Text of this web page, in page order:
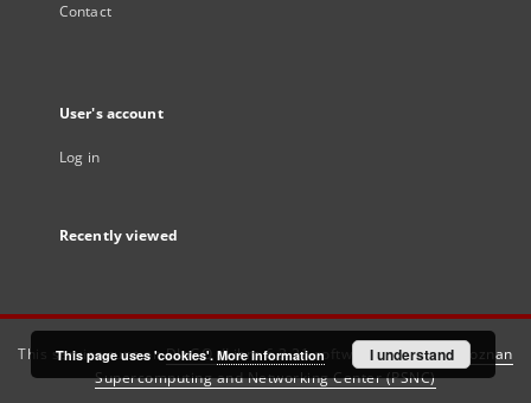
Contact
User's account
Log in
Recently viewed
This service runs onDInGO dLibra 6.3.21software created by
Poznan
Supercomputing and Networking Center (PSNC)
This page uses 'cookies'. More information I understand